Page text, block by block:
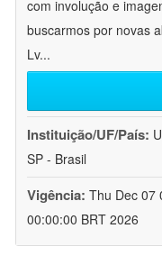
com involução e
buscarmos por novas
Lv...
Instituição/UF/País:
SP - Brasil
Vigência: Thu Dec 07
00:00:00 BRT 2026